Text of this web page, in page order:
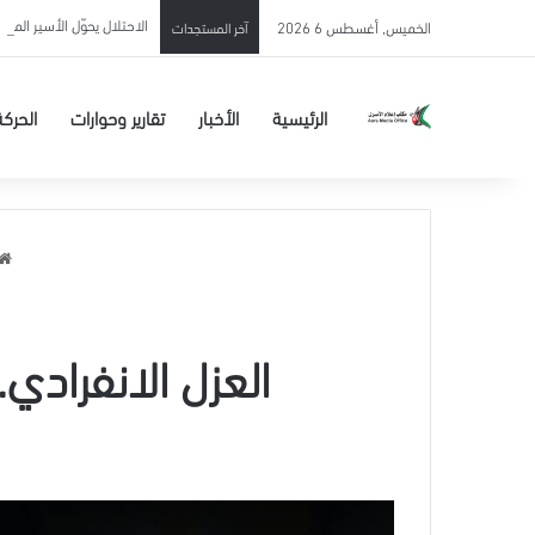
الخميس, أغسطس 6 2026 آخر المستجدات الاحتلال يحوّل الأسير
الرئيسية الأخبار تقارير وحوارات
العزل